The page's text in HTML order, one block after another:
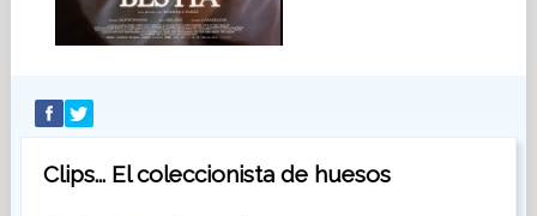
Clips... El coleccionista de huesos